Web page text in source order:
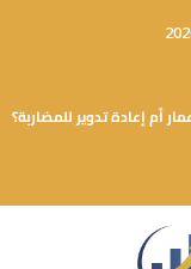
أم إعادة تدوير للمضاربة؟